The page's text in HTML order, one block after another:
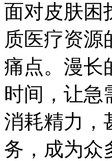
面对皮肤困
质医疗资源
痛点。漫长
时间，让急
消耗精力，
务，成为众